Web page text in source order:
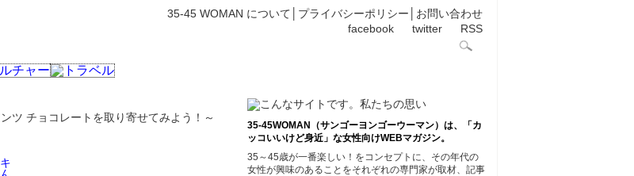
35-45 WOMAN について プライバシーポリシー
お問い合わせ
facebook
twitter RSS
ツ チョコレートを取り寄せてみよう！～
35-45WOMAN（サンゴーヨンゴーウーマン）は、「カ
ッコいいけど身近」な女性向けWEBマガジン。
35～45歳が一番楽しい！をコンセプトに、その年代の
女性が興味のあることをそれぞれの専門家が取材、記事